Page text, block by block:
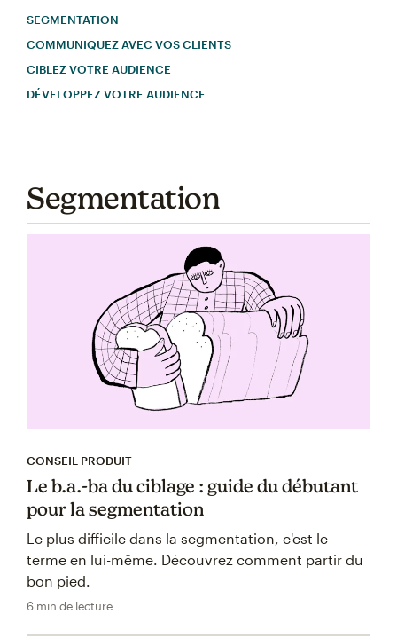
SEGMENTATION
COMMUNIQUEZ AVEC VOS CLIENTS
CIBLEZ VOTRE AUDIENCE
DÉVELOPPEZ VOTRE AUDIENCE
Segmentation
CONSEIL PRODUIT
Le b.a.-ba du ciblage : guide du débutant
pour la segmentation
Le plus difficile dans la segmentation, c'est le
terme en lui-même. Découvrez comment partir du
bon pied.
6 min de lecture